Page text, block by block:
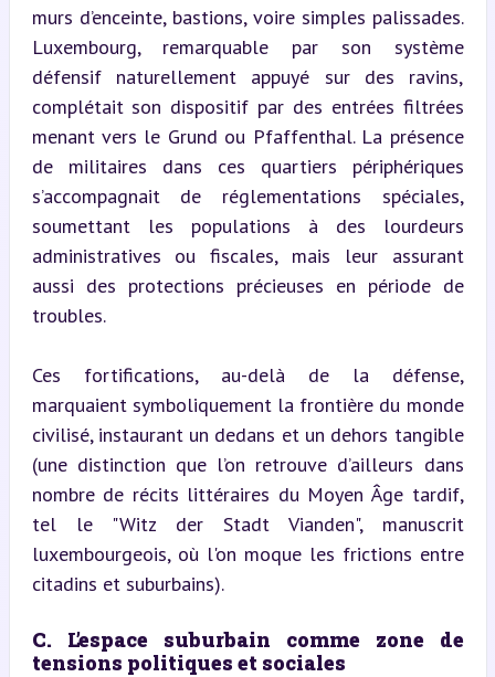
murs d’enceinte, bastions, voire simples palissades.
Luxembourg, remarquable par son système
défensif naturellement appuyé sur des ravins,
complétait son dispositif par des entrées filtrées
menant vers le Grund ou Pfaffenthal. La présence
de militaires dans ces quartiers périphériques
s’accompagnait de réglementations spéciales,
soumettant les populations à des lourdeurs
administratives ou fiscales, mais leur assurant
aussi des protections précieuses en période de
troubles.
Ces fortifications, au-delà de la défense,
marquaient symboliquement la frontière du monde
civilisé, instaurant un dedans et un dehors tangible
(une distinction que l’on retrouve d’ailleurs dans
nombre de récits littéraires du Moyen Âge tardif,
tel le "Witz der Stadt Vianden", manuscrit
luxembourgeois, où l'on moque les frictions entre
citadins et suburbains).
C. L’espace suburbain comme zone de
tensions politiques et sociales